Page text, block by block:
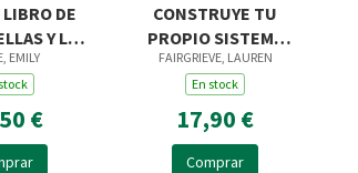
DE
Y LOS
EMILY
€
CONSTRUYE TU
PROPIO SISTEMA
SOLAR
FAIRGRIEVE, LAUREN
En stock
17,90 €
Comprar